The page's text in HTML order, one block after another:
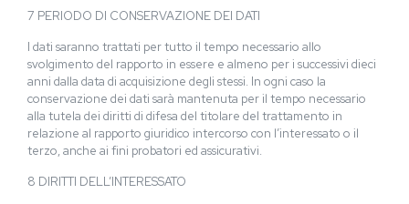
7 PERIODO DI CONSERVAZIONE DEI DATI
I dati saranno trattati per tutto il tempo necessario allo
svolgimento del rapporto in essere e almeno per i successivi dieci
anni dalla data di acquisizione degli stessi. In ogni caso la
conservazione dei dati sarà mantenuta per il tempo necessario
alla tutela dei diritti di difesa del titolare del trattamento in
relazione al rapporto giuridico intercorso con l’interessato o il
terzo, anche ai fini probatori ed assicurativi.
8 DIRITTI DELL’INTERESSATO